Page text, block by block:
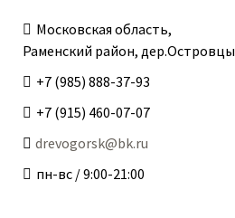
Московская область,
Раменский район, дер.Островцы
+7 (985) 888-37-93
+7 (915) 460-07-07
drevogorsk@bk.ru
пн-вс / 9:00-21:00